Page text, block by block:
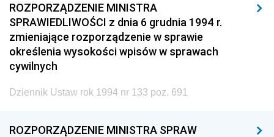
ROZPORZĄDZENIE MINISTRA
SPRAWIEDLIWOŚCI z dnia 6 grudnia 1994 r.
zmieniające rozporządzenie w sprawie
określenia wysokości wpisów w sprawach
cywilnych
Dziennik Ustaw rok 1994 nr 133 poz. 691
ROZPORZĄDZENIE MINISTRA SPRAW